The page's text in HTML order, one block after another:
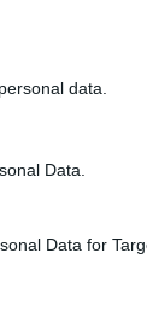
data.
Data.
Data for
lehettek annyira
a videó felétől, a
A klipes dalt és